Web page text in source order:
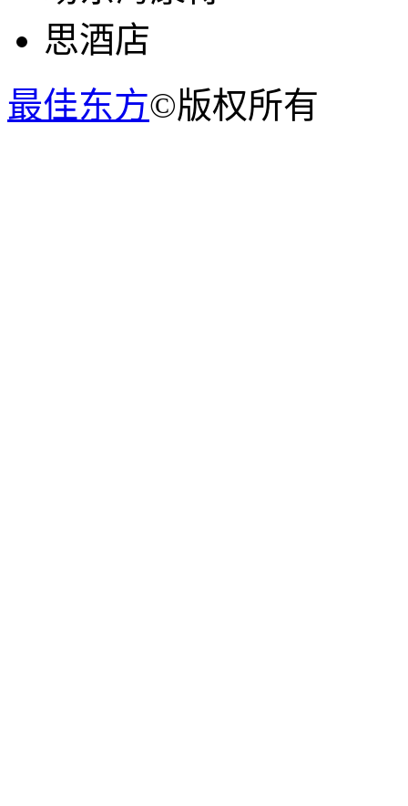
最佳东方©版权所有